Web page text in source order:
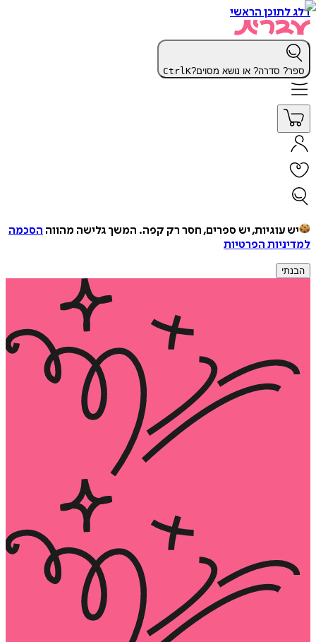
דלג לתוכן הראשי
ספר? סדרה? או נושא מסוים? CtrlK
יש עוגיות, יש ספרים, חסר רק קפה. המשך גלישה מהווה הסכמה
למדיניות הפרטיות
הבנתי